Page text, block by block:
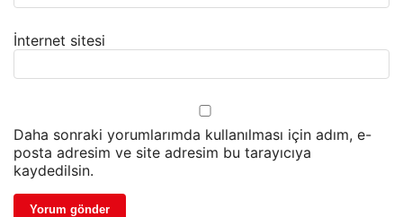
İnternet sitesi
Daha sonraki yorumlarımda kullanılması için adım, e-
posta adresim ve site adresim bu tarayıcıya
kaydedilsin.